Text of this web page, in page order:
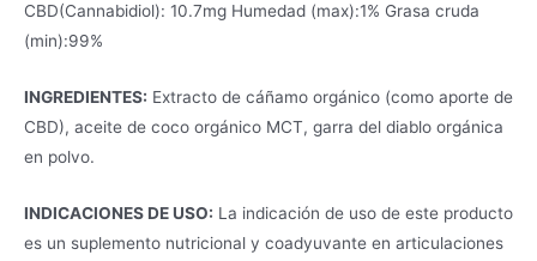
CBD(Cannabidiol): 10.7mg Humedad (max):1% Grasa cruda
(min):99%
INGREDIENTES: Extracto de cáñamo orgánico (como aporte de
CBD), aceite de coco orgánico MCT, garra del diablo orgánica
en polvo.
INDICACIONES DE USO: La indicación de uso de este producto
es un suplemento nutricional y coadyuvante en articulaciones